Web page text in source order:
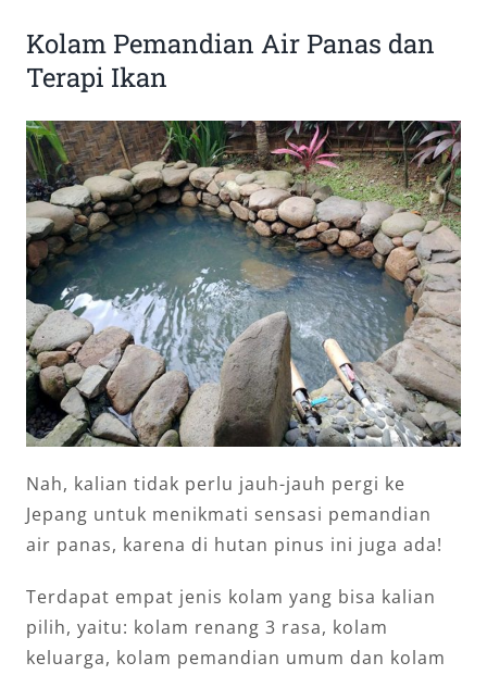
Kolam Pemandian Air Panas dan
Terapi Ikan
Nah, kalian tidak perlu jauh-jauh pergi ke
Jepang untuk menikmati sensasi pemandian
air panas, karena di hutan pinus ini juga ada!
Terdapat empat jenis kolam yang bisa kalian
pilih, yaitu: kolam renang 3 rasa, kolam
keluarga, kolam pemandian umum dan kolam